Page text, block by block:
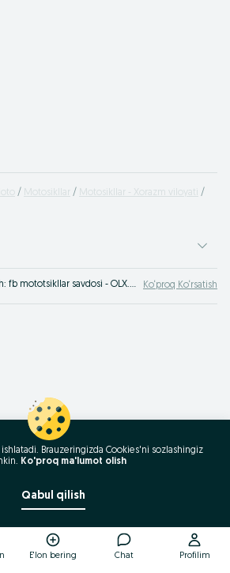
Motosikllar
Motosikllar - Xorazm viloyati
Mototsikl Gurlan sotib olish: fb mototsikllar savdosi - OLX.uz Gurlan e‘lonlari. OLX mototsikllarni past narxda foyda bilan sotish yo‘lini biladi! Ko‘proq Ko‘rsatish
E'lon bering Chat Profilim
ishlatadi. Brauzeringizda Cookies'ni sozlashingiz
Ko'proq ma'lumot olish
Qabul qilish